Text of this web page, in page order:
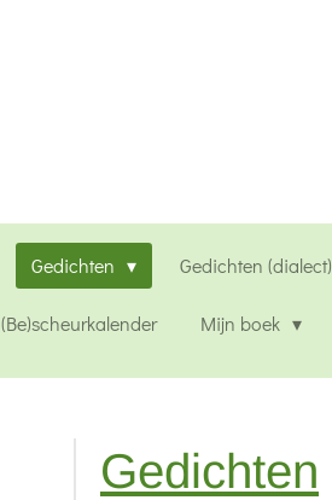
Gedichten Gedichten (dialect)
(Be)scheurkalender Mijn boek
Gedichten